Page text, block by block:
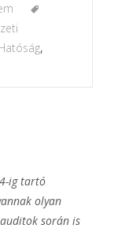
,
ig tartó
olyan
során is